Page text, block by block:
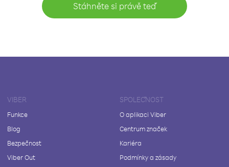
Stáhněte si právě teď
VIBER
Funkce
Blog
Bezpečnost
Viber Out
SPOLEČNOST
O aplikaci Viber
Centrum značek
Kariéra
Podmínky a zásady